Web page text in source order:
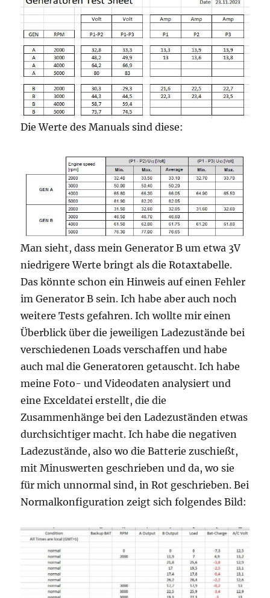
Die Werte des Manuals sind diese:
Man sieht, dass mein Generator B um etwa 3V
niedrigere Werte bringt als die Rotaxtabelle.
Das könnte schon ein Hinweis auf einen Fehler
im Generator B sein. Ich habe aber auch noch
weitere Tests gefahren. Ich wollte mir einen
Überblick über die jeweiligen Ladezustände bei
verschiedenen Loads verschaffen und habe
auch mal die Generatoren getauscht. Ich habe
meine Foto- und Videodaten analysiert und
eine Exceldatei erstellt, die die
Zusammenhänge bei den Ladezuständen etwas
durchsichtiger macht. Ich habe die negativen
Ladezustände, also wo die Batterie zuschießt,
mit Minuswerten geschrieben und da, wo sie
für mich unnormal sind, in Rot geschrieben. Bei
Normalkonfiguration zeigt sich folgendes Bild: